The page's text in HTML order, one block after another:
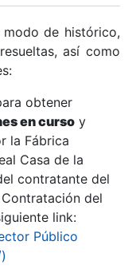
de histórico,
así como
obtener
en curso y
la Fábrica
Casa de la
contratante del
del
link:
Público